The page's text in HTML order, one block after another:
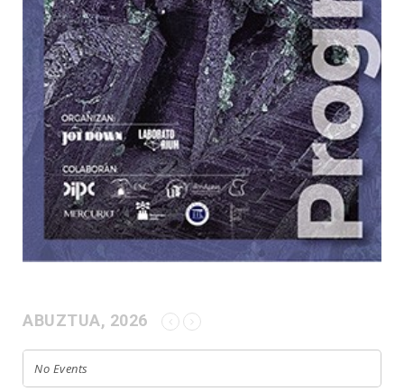
ABUZTUA, 2026
No Events